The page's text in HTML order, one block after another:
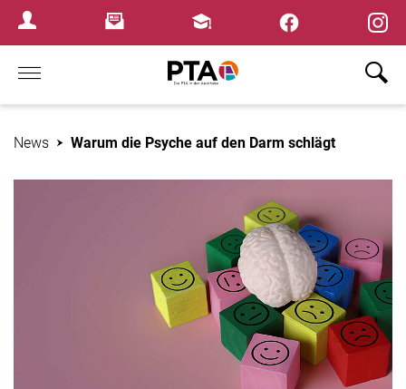
Login MenuNewsletterFortbildungen
Home
News Warum die Psyche auf den Darm schlägt
×